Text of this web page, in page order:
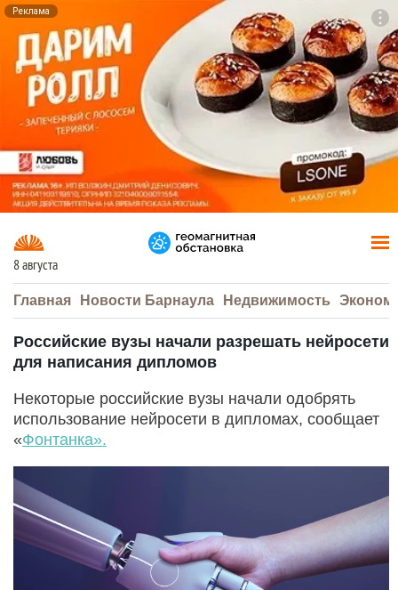
Реклама
8 августа
Главная Новости Барнаула Недвижимость
Российские вузы начали разрешать нейросети
для написания дипломов
Некоторые российские вузы начали одобрять
использование нейросети в дипломах, сообщает
«Фонтанка».